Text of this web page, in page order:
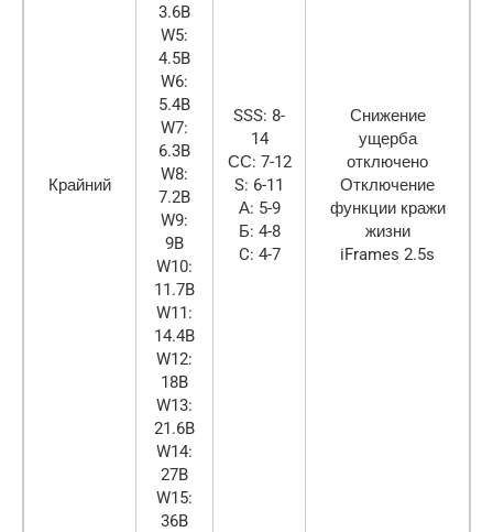
Крайний
3.6B
W5:
4.5B
W6:
5.4B
W7:
6.3B
W8:
7.2B
W9:
9B
W10:
11.7B
W11:
14.4B
W12:
18B
W13:
21.6B
W14:
27B
W15:
36B
SSS: 8-
14
СС: 7-12
S: 6-11
А: 5-9
Б: 4-8
C: 4-7
Снижение
ущерба
отключено
Отключение
функции кражи
жизни
iFrames 2.5s